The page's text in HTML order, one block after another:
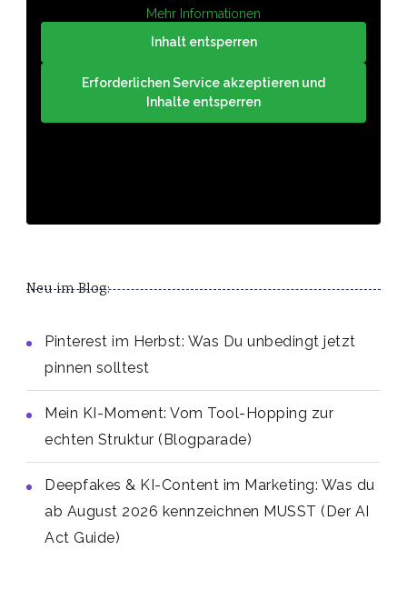
Mehr Informationen
Inhalt entsperren
Erforderlichen Service akzeptieren und
Inhalte entsperren
Neu im Blog:
Pinterest im Herbst: Was Du unbedingt jetzt
pinnen solltest
Mein KI-Moment: Vom Tool-Hopping zur
echten Struktur (Blogparade)
Deepfakes & KI-Content im Marketing: Was du
ab August 2026 kennzeichnen MUSST (Der AI
Act Guide)